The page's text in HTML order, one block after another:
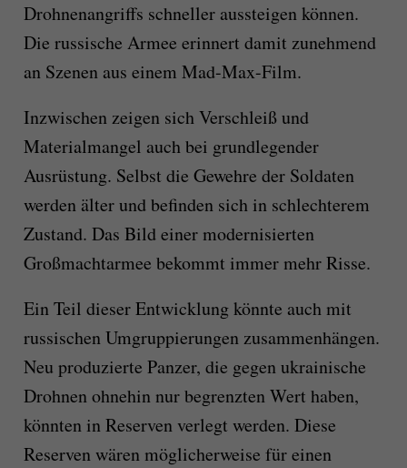
Drohnenangriffs schneller aussteigen können.
Die russische Armee erinnert damit zunehmend
an Szenen aus einem Mad-Max-Film.
Inzwischen zeigen sich Verschleiß und
Materialmangel auch bei grundlegender
Ausrüstung. Selbst die Gewehre der Soldaten
werden älter und befinden sich in schlechterem
Zustand. Das Bild einer modernisierten
Großmachtarmee bekommt immer mehr Risse.
Ein Teil dieser Entwicklung könnte auch mit
russischen Umgruppierungen zusammenhängen.
Neu produzierte Panzer, die gegen ukrainische
Drohnen ohnehin nur begrenzten Wert haben,
könnten in Reserven verlegt werden. Diese
Reserven wären möglicherweise für einen